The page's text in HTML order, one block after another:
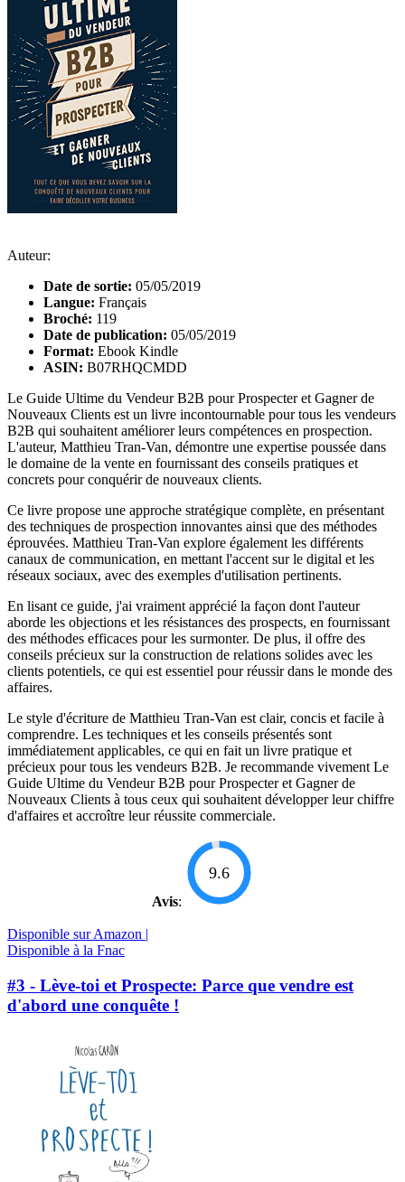
Auteur:
Date de sortie: 05/05/2019
Langue: Français
Broché: 119
Date de publication: 05/05/2019
Format: Ebook Kindle
ASIN: B07RHQCMDD
Le Guide Ultime du Vendeur B2B pour Prospecter et Gagner de
Nouveaux Clients est un livre incontournable pour tous les vendeurs
B2B qui souhaitent améliorer leurs compétences en prospection.
L'auteur, Matthieu Tran-Van, démontre une expertise poussée dans
le domaine de la vente en fournissant des conseils pratiques et
concrets pour conquérir de nouveaux clients.
Ce livre propose une approche stratégique complète, en présentant
des techniques de prospection innovantes ainsi que des méthodes
éprouvées. Matthieu Tran-Van explore également les différents
canaux de communication, en mettant l'accent sur le digital et les
réseaux sociaux, avec des exemples d'utilisation pertinents.
En lisant ce guide, j'ai vraiment apprécié la façon dont l'auteur
aborde les objections et les résistances des prospects, en fournissant
des méthodes efficaces pour les surmonter. De plus, il offre des
conseils précieux sur la construction de relations solides avec les
clients potentiels, ce qui est essentiel pour réussir dans le monde des
affaires.
Le style d'écriture de Matthieu Tran-Van est clair, concis et facile à
comprendre. Les techniques et les conseils présentés sont
immédiatement applicables, ce qui en fait un livre pratique et
précieux pour tous les vendeurs B2B. Je recommande vivement Le
Guide Ultime du Vendeur B2B pour Prospecter et Gagner de
Nouveaux Clients à tous ceux qui souhaitent développer leur chiffre
d'affaires et accroître leur réussite commerciale.
Avis:
9.6
Disponible sur Amazon |
Disponible à la Fnac
#3 - Lève-toi et Prospecte: Parce que vendre est
d'abord une conquête !